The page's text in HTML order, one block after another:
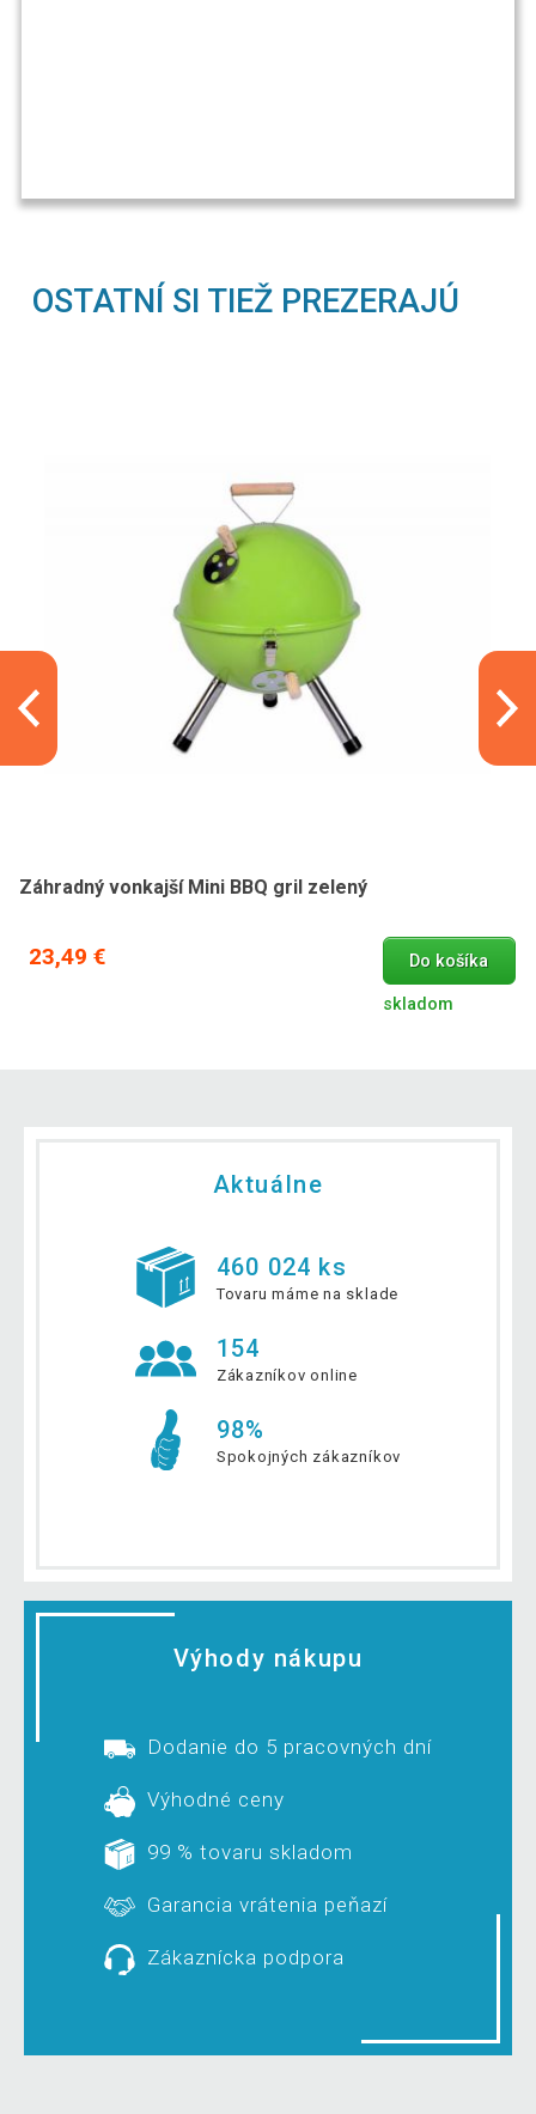
OSTATNÍ SI TIEŽ PREZERAJÚ
Záhradný vonkajší Mini BBQ gril zelený
23,49 € Do košíka
skladom
Aktuálne
460 024 ks
Tovaru máme na sklade
154
Zákazníkov online
98%
Spokojných zákazníkov
Výhody nákupu
Dodanie do 5 pracovných dní
Výhodné ceny
99 % tovaru skladom
Garancia vrátenia peňazí
Zákaznícka podpora